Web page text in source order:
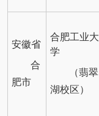
安徽省
合
肥市
合肥工业大
学
（翡翠
湖校区）